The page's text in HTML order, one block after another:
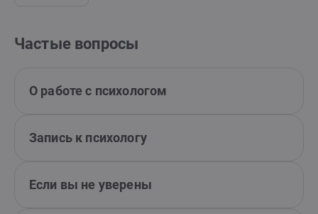
Частые вопросы
О работе с психологом
Запись к психологу
Если вы не уверены